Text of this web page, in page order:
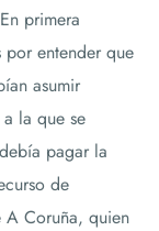
primera
por entender que
asumir
la que se
pagar la
de
Coruña, quien